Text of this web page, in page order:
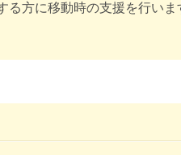
方に移動時の支援を行いま